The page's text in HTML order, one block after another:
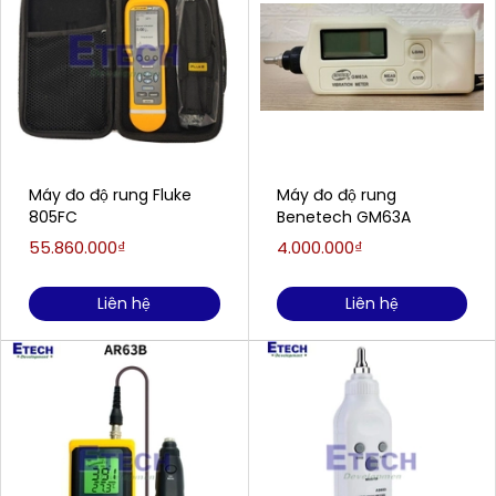
Máy đo độ rung Fluke
805FC
55.860.000₫
Liên hệ
Máy đo độ rung
Benetech GM63A
4.000.000₫
Liên hệ